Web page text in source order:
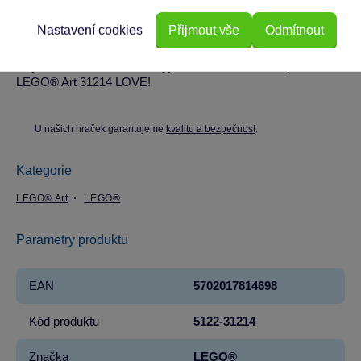
volba jako dárek pro páry nebo na zvláštní příležitosti jako
Valentýn nebo Den matek.
LEGO® Art 31214 LOVE!
U našich hraček garantujeme kvalitu a bezpečnost.
Kategorie
LEGO® Art LEGO®
Parametry produktu
EAN 5702017814698
Kód produktu 5122-31214
Značka LEGO®
Odmítnout
Nastavení cookies Přijmout vše